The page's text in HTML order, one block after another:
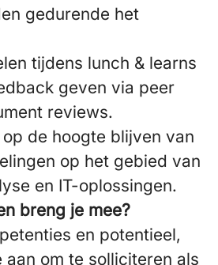
gedurende het
tijdens lunch & learns
geven via peer
reviews.
de hoogte blijven van
op het gebied van
en IT-oplossingen.
breng je mee?
en potentieel,
aan om te solliciteren als